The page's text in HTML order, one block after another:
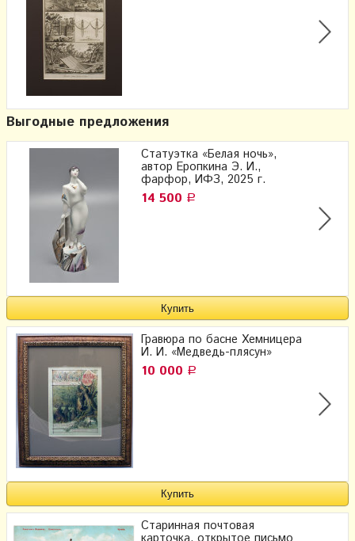
Выгодные предложения
Статуэтка «Белая ночь»,
автор Еропкина Э. И.,
фарфор, ИФЗ, 2025 г.
14 500 Р
Гравюра по басне Хемницера
И. И. «Медведь-плясун»
10 000 Р
Старинная почтовая